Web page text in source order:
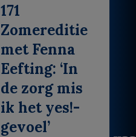
171
Zomereditie
met Fenna
Eefting: ‘In
de zorg mis
ik het yes!-
gevoel’